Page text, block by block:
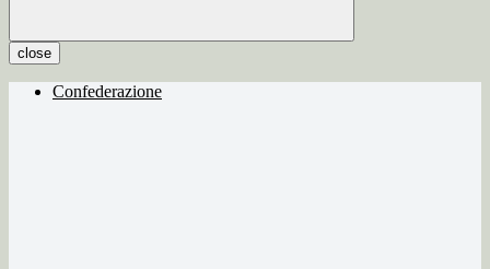
close
Confederazione